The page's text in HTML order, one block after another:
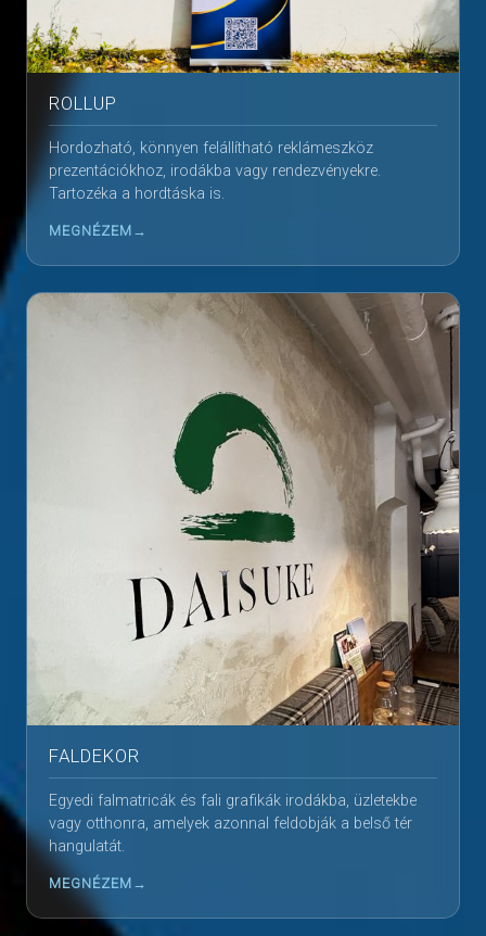
ROLLUP
Hordozható, könnyen felállítható reklámeszköz
prezentációkhoz, irodákba vagy rendezvényekre.
Tartozéka a hordtáska is.
MEGNÉZEM
FALDEKOR
Egyedi falmatricák és fali grafikák irodákba, üzletekbe
vagy otthonra, amelyek azonnal feldobják a belső tér
hangulatát.
MEGNÉZEM